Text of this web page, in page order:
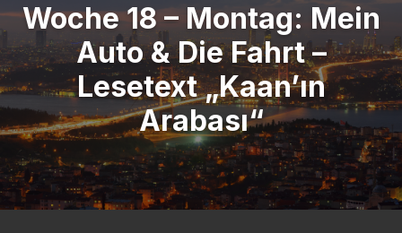
Woche 18 – Montag: Mein
Auto & Die Fahrt –
Lesetext „Kaan’ın
Arabası“